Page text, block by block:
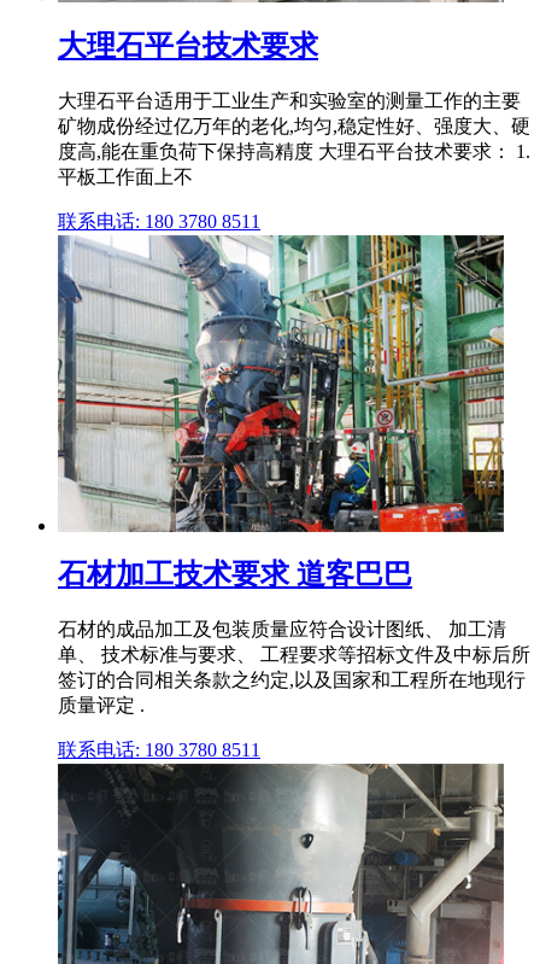
大理石平台技术要求
大理石平台适用于工业生产和实验室的测量工作的主要
矿物成份经过亿万年的老化,均匀,稳定性好、强度大、硬
度高,能在重负荷下保持高精度 大理石平台技术要求： 1.
平板工作面上不
联系电话: 180 3780 8511
石材加工技术要求 道客巴巴
石材的成品加工及包装质量应符合设计图纸、 加工清
单、 技术标准与要求、 工程要求等招标文件及中标后所
签订的合同相关条款之约定,以及国家和工程所在地现行
质量评定 .
联系电话: 180 3780 8511